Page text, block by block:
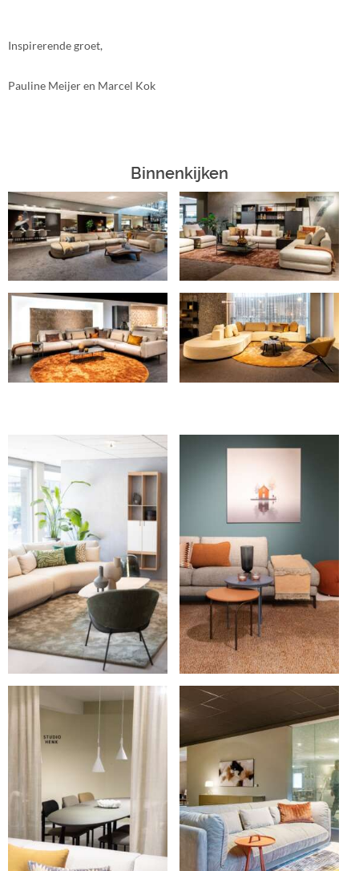
Inspirerende groet,
Pauline Meijer en Marcel Kok
Binnenkijken